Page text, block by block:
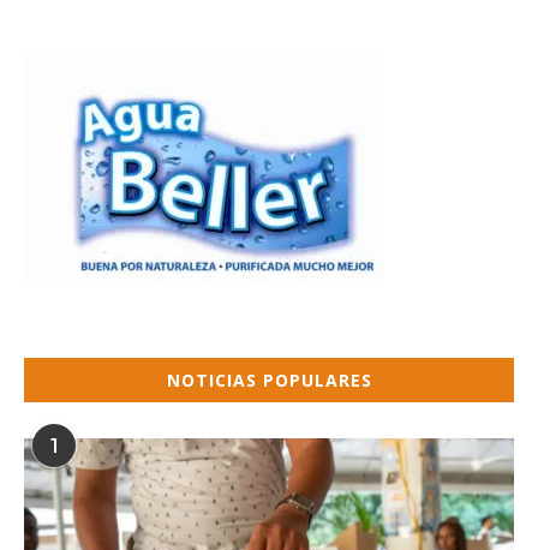
NOTICIAS POPULARES
1